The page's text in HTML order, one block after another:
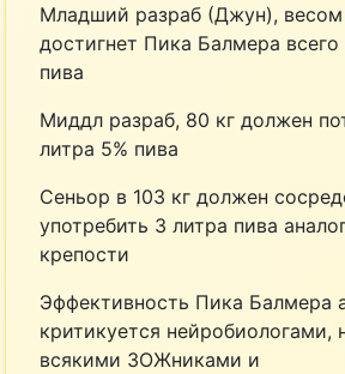
Младший разраб (Джун), весом
достигнет Пика Балмера всего
пива
Миддл разраб, 80 кг должен
литра 5% пива
Сеньор в 103 кг должен
употребить 3 литра пива
крепости
Эффективность Пика Балмера
критикуется нейробиологами,
всякими ЗОЖниками и